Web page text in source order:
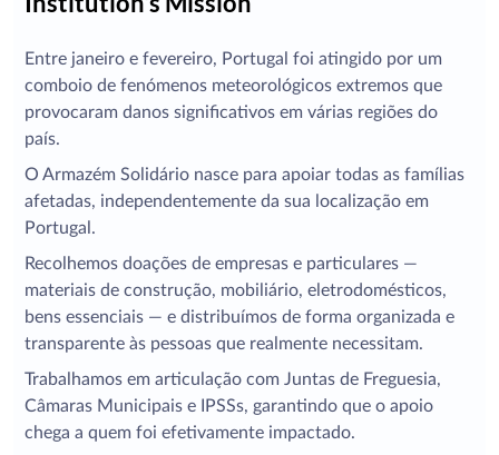
Entre janeiro e fevereiro, Portugal foi atingido por um
comboio de fenómenos meteorológicos extremos que
provocaram danos significativos em várias regiões do
país.
O Armazém Solidário nasce para apoiar todas as famílias
afetadas, independentemente da sua localização em
Portugal.
Recolhemos doações de empresas e particulares —
materiais de construção, mobiliário, eletrodomésticos,
bens essenciais — e distribuímos de forma organizada e
transparente às pessoas que realmente necessitam.
Trabalhamos em articulação com Juntas de Freguesia,
Câmaras Municipais e IPSSs, garantindo que o apoio
chega a quem foi efetivamente impactado.